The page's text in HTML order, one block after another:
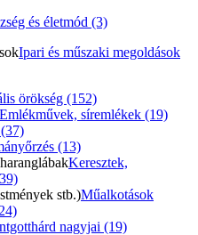
és életmód (3)
Ipari és műszaki megoldások
örökség (152)
Emlékművek, síremlékek (19)
(13)
Keresztek,
Műalkotások
nagyjai (19)